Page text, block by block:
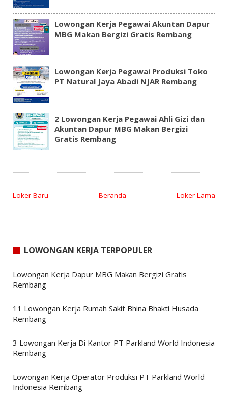
Lowongan Kerja Pegawai Akuntan Dapur
MBG Makan Bergizi Gratis Rembang
Lowongan Kerja Pegawai Produksi Toko
PT Natural Jaya Abadi NJAR Rembang
2 Lowongan Kerja Pegawai Ahli Gizi dan
Akuntan Dapur MBG Makan Bergizi
Gratis Rembang
Loker Baru Loker Lama
Beranda
LOWONGAN KERJA TERPOPULER
Lowongan Kerja Dapur MBG Makan Bergizi Gratis
Rembang
11 Lowongan Kerja Rumah Sakit Bhina Bhakti Husada
Rembang
3 Lowongan Kerja Di Kantor PT Parkland World Indonesia
Rembang
Lowongan Kerja Operator Produksi PT Parkland World
Indonesia Rembang